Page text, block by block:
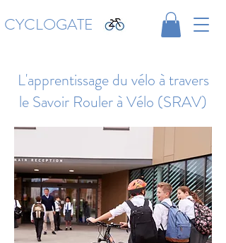
CYCLOGATE
L'apprentissage du vélo à travers
le Savoir Rouler à Vélo (SRAV)